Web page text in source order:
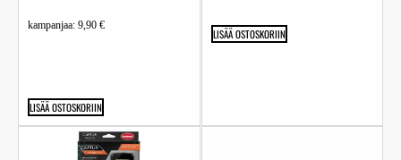
kampanjaa: 9,90 €
LISÄÄ OSTOSKORIIN
LISÄÄ OSTOSKORIIN